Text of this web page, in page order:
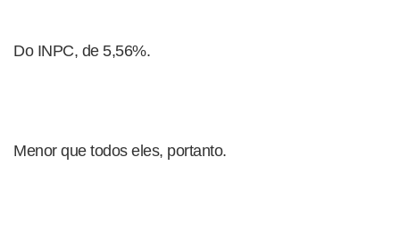
Do INPC, de 5,56%.
Menor que todos eles, portanto.